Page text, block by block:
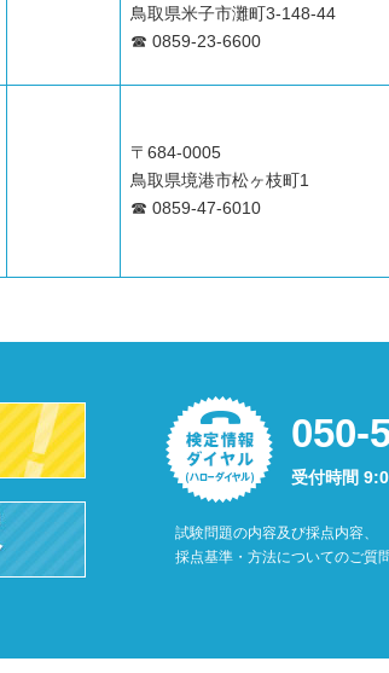
鳥取県米子市灘町3-148-44
☎ 0859-23-6600
〒684-0005
鳥取県境港市松ヶ枝町1
☎ 0859-47-6010
050-
受付時間
試験問題の内容及び採点内容、
採点基準・方法についてのご質